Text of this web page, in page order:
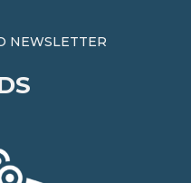
NEWSLETTER